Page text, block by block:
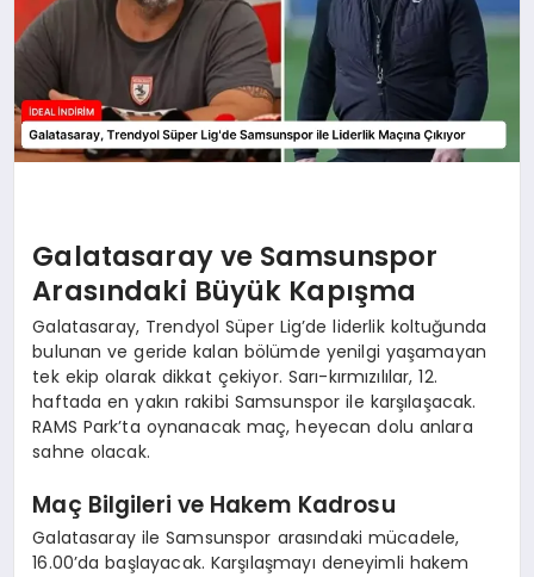
Galatasaray ve Samsunspor
Arasındaki Büyük Kapışma
Galatasaray, Trendyol Süper Lig’de liderlik koltuğunda
bulunan ve geride kalan bölümde yenilgi yaşamayan
tek ekip olarak dikkat çekiyor. Sarı-kırmızılılar, 12.
haftada en yakın rakibi Samsunspor ile karşılaşacak.
RAMS Park’ta oynanacak maç, heyecan dolu anlara
sahne olacak.
Maç Bilgileri ve Hakem Kadrosu
Galatasaray ile Samsunspor arasındaki mücadele,
16.00’da başlayacak. Karşılaşmayı deneyimli hakem